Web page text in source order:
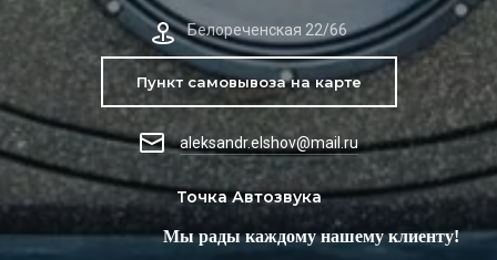
Точка Автозвука
Мы рады каждому нашему клиенту!
Белореченская 22/66
Пункт самовывоза на карте
aleksandr.elshov@mail.ru